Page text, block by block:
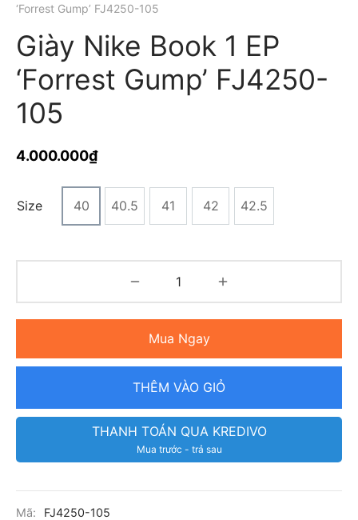
‘Forrest Gump’ FJ4250-105
Giày Nike Book 1 EP
‘Forrest Gump’ FJ4250-
105
4.000.000₫
Size 40 40.5 41 42 42.5
Mua Ngay
THÊM VÀO GIỎ
THANH TOÁN QUA KREDIVO
Mua trước - trả sau
Mã:
FJ4250-105